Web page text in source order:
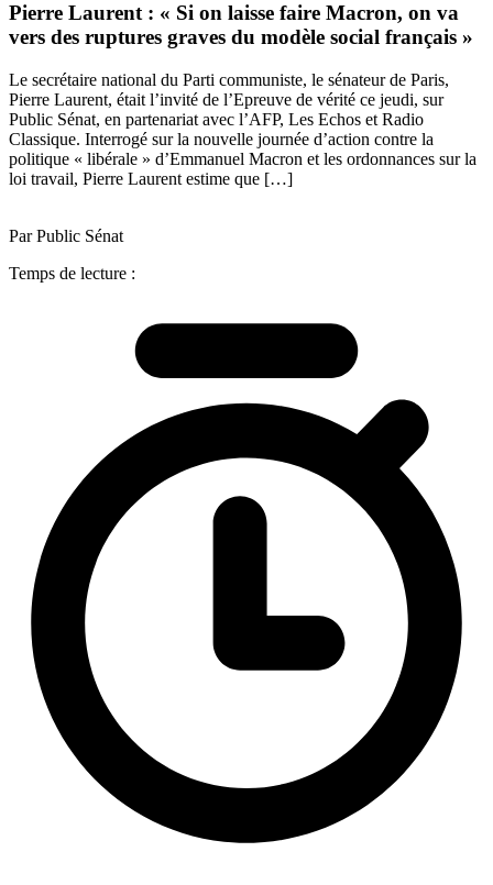
Pierre Laurent : « Si on laisse faire Macron, on va
vers des ruptures graves du modèle social français »
Le secrétaire national du Parti communiste, le sénateur de Paris,
Pierre Laurent, était l’invité de l’Epreuve de vérité ce jeudi, sur
Public Sénat, en partenariat avec l’AFP, Les Echos et Radio
Classique. Interrogé sur la nouvelle journée d’action contre la
politique « libérale » d’Emmanuel Macron et les ordonnances sur la
loi travail, Pierre Laurent estime que […]
Par Public Sénat
Temps de lecture :